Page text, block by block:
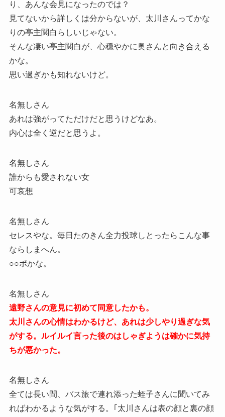
り、あんな会見になったのでは？
見てないから詳しくは分からないが、太川さんってかな
りの亭主関白らしいじゃない。
そんな凄い亭主関白が、心穏やかに奥さんと向き合える
かな。
思い過ぎかも知れないけど。
名無しさん
あれは強がってただけだと思うけどなあ。
内心は全く逆だと思うよ。
名無しさん
誰からも愛されない女
可哀想
名無しさん
セレスやな。毎日たのきん全力投球しとったらこんな事
ならしまへん。
○○ポかな。
名無しさん
遠野さんの意見に初めて同意したかも。
太川さんの心情はわかるけど、あれは少しやり過ぎな気
がする。ルイルイ言った後のはしゃぎようは確かに気持
ちが悪かった。
名無しさん
全ては長い間、バス旅で連れ添った蛭子さんに聞いてみ
ればわかるような気がする。｢太川さんは表の顔と裏の顔